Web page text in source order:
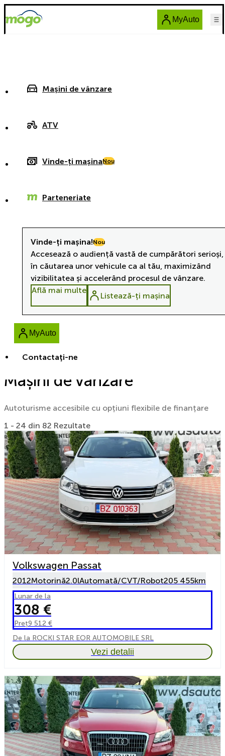
MyAuto
Mașini de vânzare
ATV
Vinde-ți mașinaNou
Parteneriate
Contactaţi-ne
Vinde-ți mașina!Nou
Accesează o audiență vastă de cumpărători
în căutarea unor vehicule ca al tău, maximizând
vizibilitatea și accelerând procesul de vânzare.
Află mai multe
Listează-ți mașina
MyAuto
Mașini de vânzare
Autoturisme accesibile cu opțiuni flexibile de finanțare
1 - 24 din 82 Rezultate
Volkswagen Passat
2012Motorină2.0lAutomată/CVT/Robot205 455km
Lunar de la
308 €
Preț9 512 €
De la ROCKI STAR EOR AUTOMOBILE SRL
Vezi detalii